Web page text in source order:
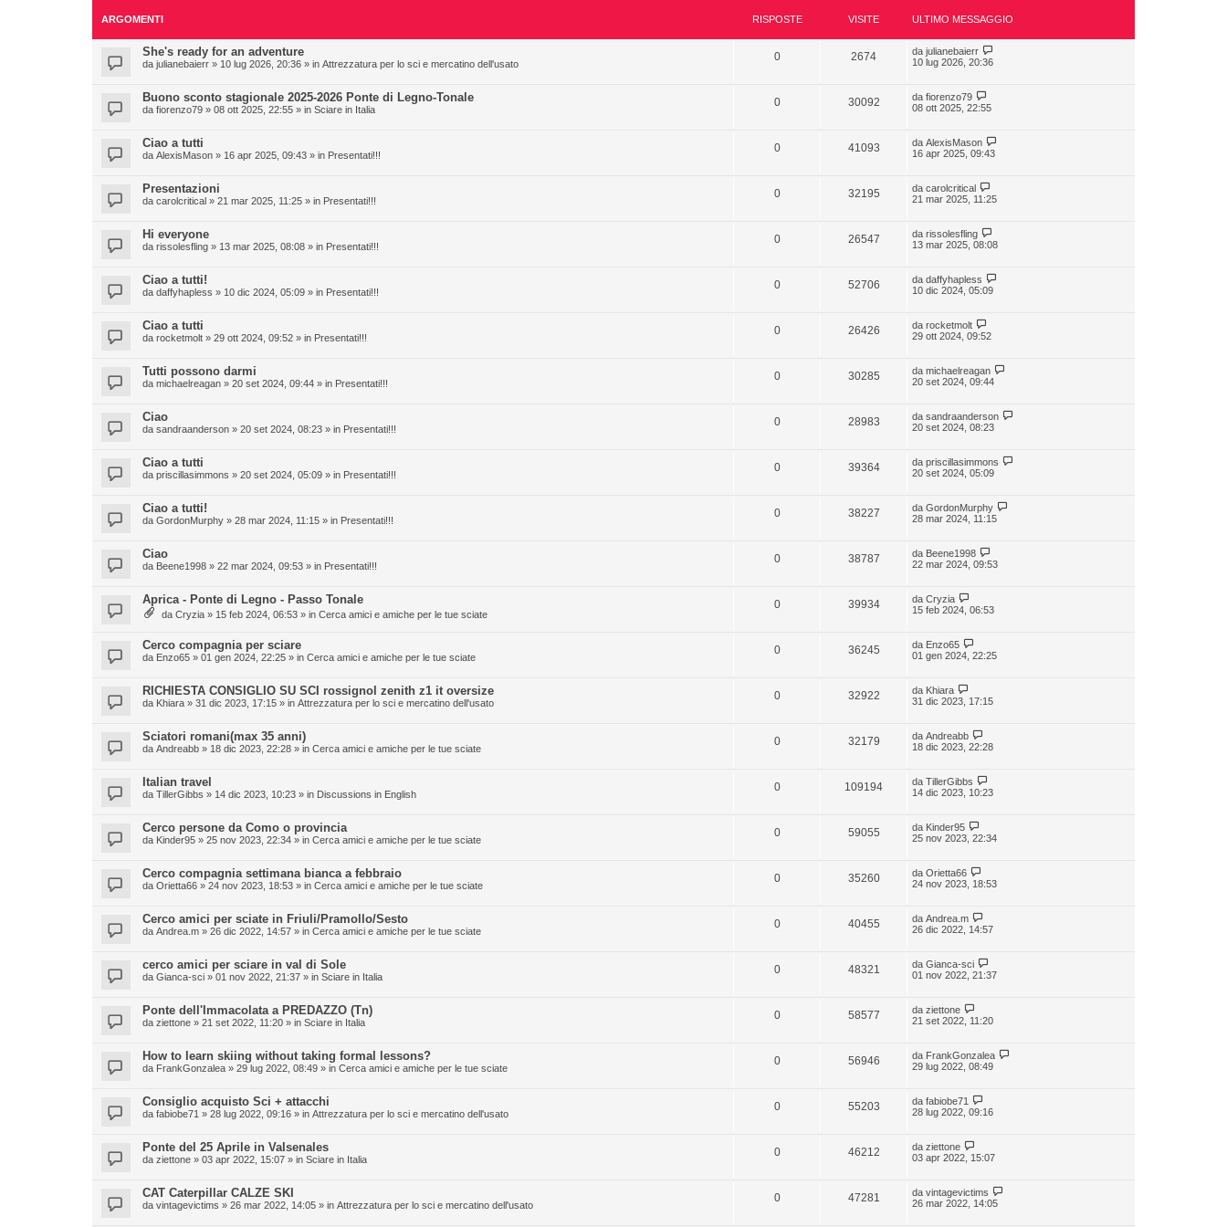
ARGOMENTI RISPOSTE VISITE ULTIMO MESSAGGIO
She's ready for an adventure
da julianebaierr » 10 lug 2026, 20:36 » in Attrezzatura per lo sci e mercatino dell'usato
0 2674 da julianebaierr
10 lug 2026, 20:36
Buono sconto stagionale 2025-2026 Ponte di Legno-Tonale
da fiorenzo79 » 08 ott 2025, 22:55 » in Sciare in Italia
0 30092 da fiorenzo79
08 ott 2025, 22:55
Ciao a tutti
da AlexisMason » 16 apr 2025, 09:43 » in Presentati!!!
0 41093 da AlexisMason
16 apr 2025, 09:43
Presentazioni
da carolcritical » 21 mar 2025, 11:25 » in Presentati!!!
0 32195 da carolcritical
21 mar 2025, 11:25
Hi everyone
da rissolesfling » 13 mar 2025, 08:08 » in Presentati!!!
0 26547 da rissolesfling
13 mar 2025, 08:08
Ciao a tutti!
da daffyhapless » 10 dic 2024, 05:09 » in Presentati!!!
0 52706 da daffyhapless
10 dic 2024, 05:09
Ciao a tutti
da rocketmolt » 29 ott 2024, 09:52 » in Presentati!!!
0 26426 da rocketmolt
29 ott 2024, 09:52
Tutti possono darmi
da michaelreagan » 20 set 2024, 09:44 » in Presentati!!!
0 30285 da michaelreagan
20 set 2024, 09:44
Ciao
da sandraanderson » 20 set 2024, 08:23 » in Presentati!!!
0 28983 da sandraanderson
20 set 2024, 08:23
Ciao a tutti
da priscillasimmons » 20 set 2024, 05:09 » in Presentati!!!
0 39364 da priscillasimmons
20 set 2024, 05:09
Ciao a tutti!
da GordonMurphy » 28 mar 2024, 11:15 » in Presentati!!!
0 38227 da GordonMurphy
28 mar 2024, 11:15
Ciao
da Beene1998 » 22 mar 2024, 09:53 » in Presentati!!!
0 38787 da Beene1998
22 mar 2024, 09:53
Aprica - Ponte di Legno - Passo Tonale
da Cryzia » 15 feb 2024, 06:53 » in Cerca amici e amiche per le tue sciate
0 39934 da Cryzia
15 feb 2024, 06:53
Cerco compagnia per sciare
da Enzo65 » 01 gen 2024, 22:25 » in Cerca amici e amiche per le tue sciate
0 36245 da Enzo65
01 gen 2024, 22:25
RICHIESTA CONSIGLIO SU SCI rossignol zenith z1 it oversize
da Khiara » 31 dic 2023, 17:15 » in Attrezzatura per lo sci e mercatino dell'usato
0 32922 da Khiara
31 dic 2023, 17:15
Sciatori romani(max 35 anni)
da Andreabb » 18 dic 2023, 22:28 » in Cerca amici e amiche per le tue sciate
0 32179 da Andreabb
18 dic 2023, 22:28
Italian travel
da TillerGibbs » 14 dic 2023, 10:23 » in Discussions in English
0 109194 da TillerGibbs
14 dic 2023, 10:23
Cerco persone da Como o provincia
da Kinder95 » 25 nov 2023, 22:34 » in Cerca amici e amiche per le tue sciate
0 59055 da Kinder95
25 nov 2023, 22:34
Cerco compagnia settimana bianca a febbraio
da Orietta66 » 24 nov 2023, 18:53 » in Cerca amici e amiche per le tue sciate
0 35260 da Orietta66
24 nov 2023, 18:53
Cerco amici per sciate in Friuli/Pramollo/Sesto
da Andrea.m » 26 dic 2022, 14:57 » in Cerca amici e amiche per le tue sciate
0 40455 da Andrea.m
26 dic 2022, 14:57
cerco amici per sciare in val di Sole
da Gianca-sci » 01 nov 2022, 21:37 » in Sciare in Italia
0 48321 da Gianca-sci
01 nov 2022, 21:37
Ponte dell'Immacolata a PREDAZZO (Tn)
da ziettone » 21 set 2022, 11:20 » in Sciare in Italia
0 58577 da ziettone
21 set 2022, 11:20
How to learn skiing without taking formal lessons?
da FrankGonzalea » 29 lug 2022, 08:49 » in Cerca amici e amiche per le tue sciate
0 56946 da FrankGonzalea
29 lug 2022, 08:49
Consiglio acquisto Sci + attacchi
da fabiobe71 » 28 lug 2022, 09:16 » in Attrezzatura per lo sci e mercatino dell'usato
0 55203 da fabiobe71
28 lug 2022, 09:16
Ponte del 25 Aprile in Valsenales
da ziettone » 03 apr 2022, 15:07 » in Sciare in Italia
0 46212 da ziettone
03 apr 2022, 15:07
CAT Caterpillar CALZE SKI
da vintagevictims » 26 mar 2022, 14:05 » in Attrezzatura per lo sci e mercatino dell'usato
0 47281 da vintagevictims
26 mar 2022, 14:05